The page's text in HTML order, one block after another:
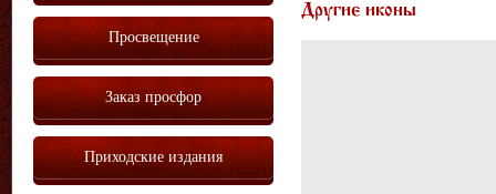
Другие иконы
Просвещение
Заказ просфор
Приходские издания